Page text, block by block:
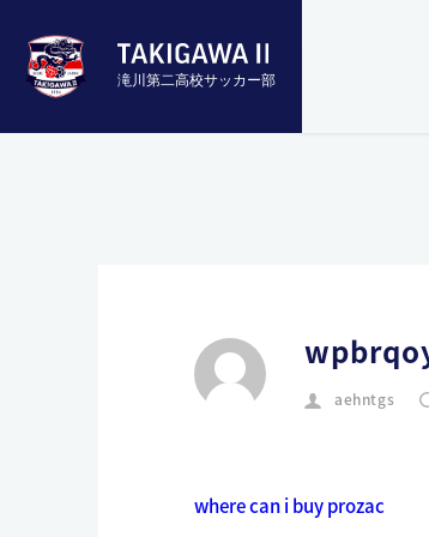
滝川第二高校サッカー部
aehntgs
where can i buy prozac